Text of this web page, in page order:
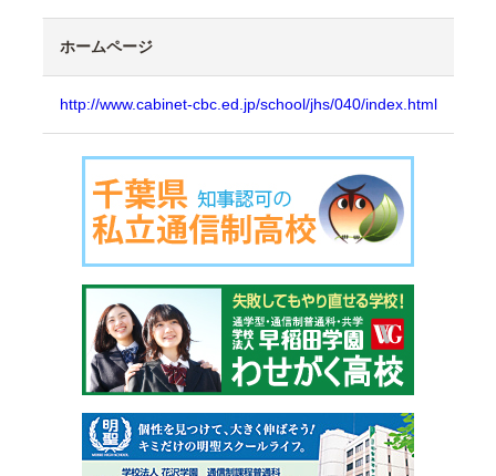
ホームページ
http://www.cabinet-cbc.ed.jp/school/jhs/040/index.html